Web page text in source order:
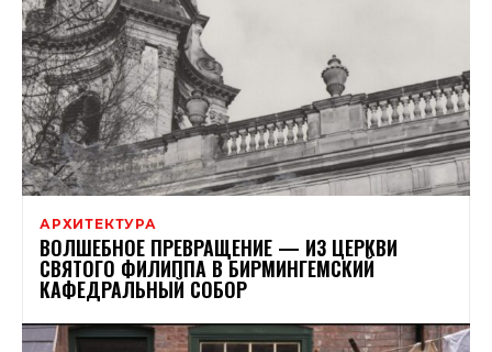
АРХИТЕКТУРА
ВОЛШЕБНОЕ ПРЕВРАЩЕНИЕ — ИЗ ЦЕРКВИ
СВЯТОГО ФИЛИППА В БИРМИНГЕМСКИЙ
КАФЕДРАЛЬНЫЙ СОБОР